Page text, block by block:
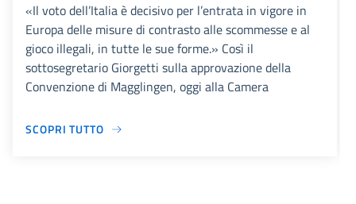
«Il voto dell’Italia è decisivo per l’entrata in vigore in
Europa delle misure di contrasto alle scommesse e al
gioco illegali, in tutte le sue forme.» Così il
sottosegretario Giorgetti sulla approvazione della
Convenzione di Magglingen, oggi alla Camera
SCOPRI TUTTO